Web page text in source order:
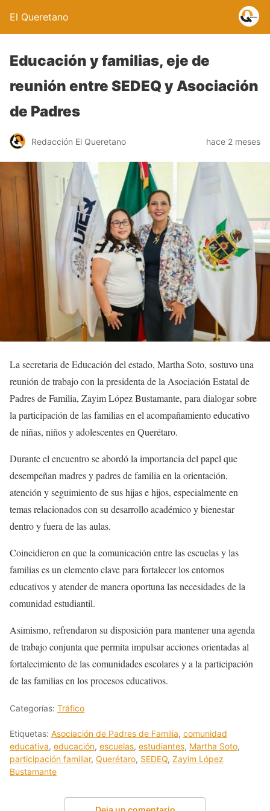
El Queretano
Educación y familias, eje de
reunión entre SEDEQ y Asociación
de Padres
Redacción El Queretano hace 2 meses
La secretaria de Educación del estado, Martha Soto, sostuvo una
reunión de trabajo con la presidenta de la Asociación Estatal de
Padres de Familia, Zayim López Bustamante, para dialogar sobre
la participación de las familias en el acompañamiento educativo
de niñas, niños y adolescentes en Querétaro.
Durante el encuentro se abordó la importancia del papel que
desempeñan madres y padres de familia en la orientación,
atención y seguimiento de sus hijas e hijos, especialmente en
temas relacionados con su desarrollo académico y bienestar
dentro y fuera de las aulas.
Coincidieron en que la comunicación entre las escuelas y las
familias es un elemento clave para fortalecer los entornos
educativos y atender de manera oportuna las necesidades de la
comunidad estudiantil.
Asimismo, refrendaron su disposición para mantener una agenda
de trabajo conjunta que permita impulsar acciones orientadas al
fortalecimiento de las comunidades escolares y a la participación
de las familias en los procesos educativos.
Categorías: Tráfico
Etiquetas: Asociación de Padres de Familia, comunidad
educativa, educación, escuelas, estudiantes, Martha Soto,
participación familiar, Querétaro, SEDEQ, Zayim López
Bustamante